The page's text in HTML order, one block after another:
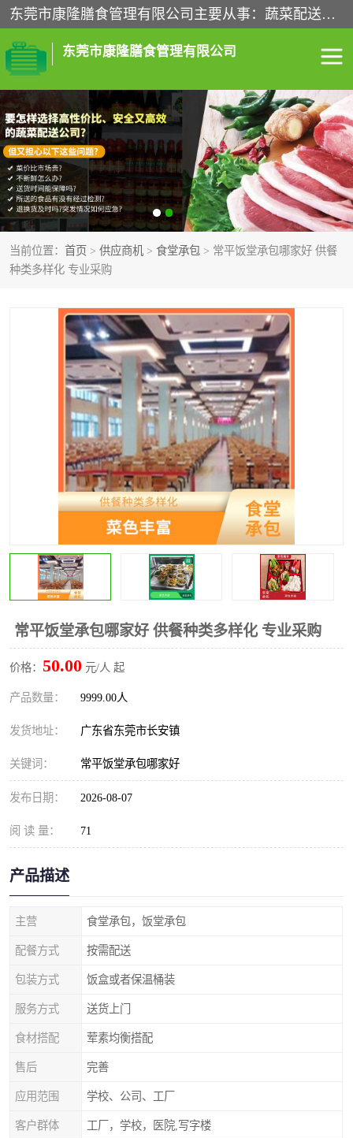
东莞市康隆膳食管理有限公司主要从事：蔬菜配送、食堂承包、企业工厂食堂承包、机关单位食堂承包、调味品配送、粮油配送、干货配送、副食配送、水果配送、海鲜配送等业务，东莞蔬菜配送电话，咨询在线客服。
东莞市康隆膳食管理有限公司
当前位置： 首页 > 供应商机 > 食堂承包 > 常平饭堂承包哪家好 供餐
种类多样化 专业采购
常平饭堂承包哪家好 供餐种类多样化 专业采购
价格： 50.00 元/人 起
产品数量： 9999.00人
发货地址： 广东省东莞市长安镇
关键词： 常平饭堂承包哪家好
发布日期： 2026-08-07
阅 读 量： 71
产品描述
主营 食堂承包，饭堂承包
配餐方式 按需配送
包装方式 饭盒或者保温桶装
服务方式 送货上门
食材搭配 荤素均衡搭配
售后 完善
应用范围 学校、公司、工厂
客户群体 工厂，学校，医院,写字楼
食堂承包 蔬菜配送
粮油配送 鲜肉配送
海鲜配送 食材配送
调料配送 企业工厂食堂承包
干货配送 副食配送
水果配送